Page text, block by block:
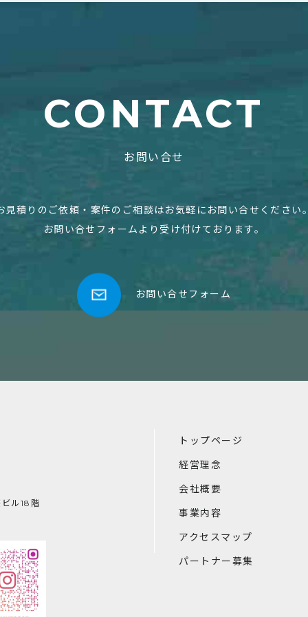
CONTACT
お問い合せ
見積りのご依頼・案件のご相談はお気軽にお問い合せください
お問い合せフォームより受け付けております。
お問い合せフォーム
トップページ
経営理念
会社概要
事業内容
アクセスマップ
パートナー募集
ル18階